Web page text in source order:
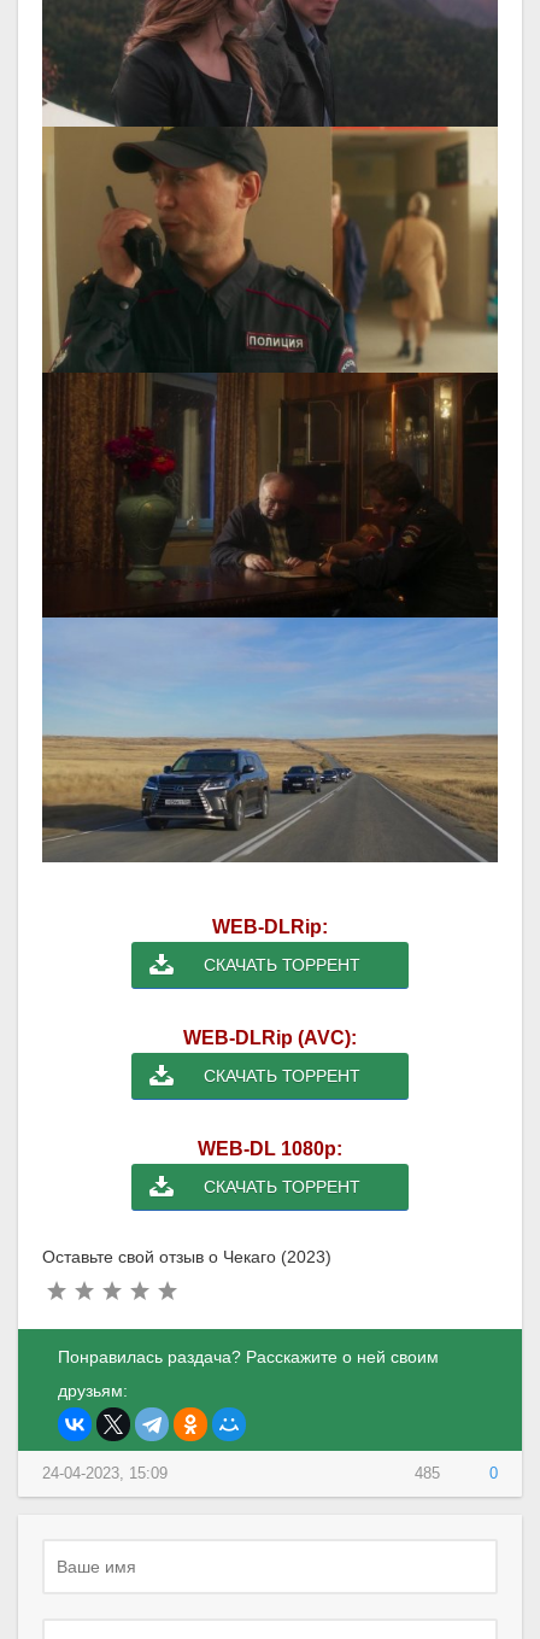
WEB-DLRip:
СКАЧАТЬ ТОРРЕНТ
WEB-DLRip (AVC):
СКАЧАТЬ ТОРРЕНТ
WEB-DL 1080p:
СКАЧАТЬ ТОРРЕНТ
Оставьте свой отзыв о Чекаго (2023)
Понравилась раздача? Расскажите о ней своим
друзьям:
485 0
24-04-2023, 15:09